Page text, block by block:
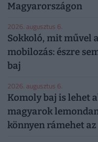
Magyarországon
2026. augusztus 6.
Sokkoló, mit művel
mobilozás: észre
baj
2026. augusztus 6.
Komoly baj is lehet
magyarok
könnyen rámehet az